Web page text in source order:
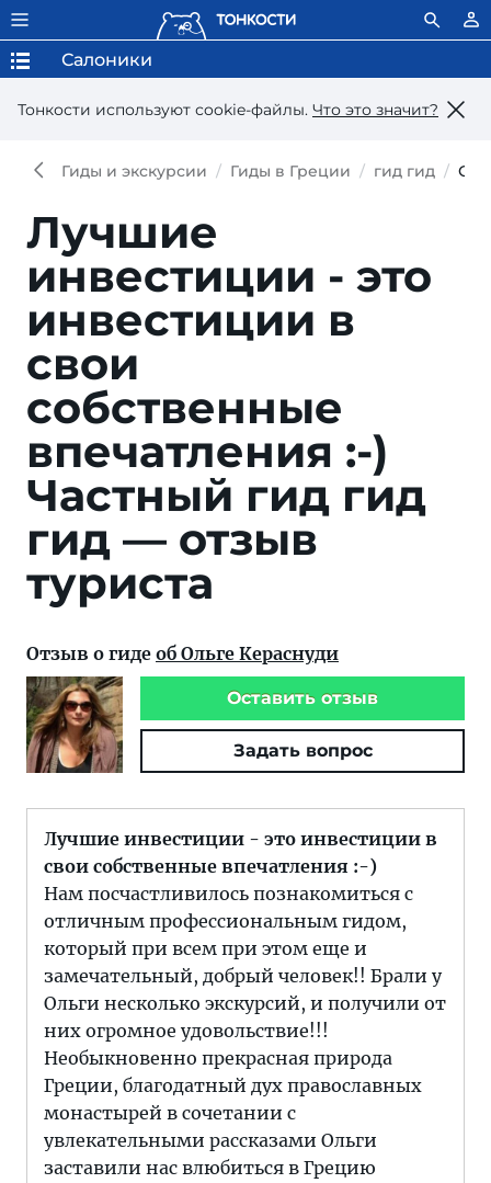
Тонкости используют сookie-файлы. Что это значит?
Салоники
Гиды и экскурсии Гиды в Греции гид гид
Лучшие
инвестиции - это
инвестиции в
свои
собственные
впечатления :-)
Частный гид гид
гид — отзыв
туриста
Отзыв о гиде об Ольге Кераснуди
Оставить отзыв
Задать вопрос
Лучшие инвестиции - это инвестиции в
свои собственные впечатления :-)
Нам посчастливилось познакомиться с
отличным профессиональным гидом,
который при всем при этом еще и
замечательный, добрый человек!! Брали у
Ольги несколько экскурсий, и получили от
них огромное удовольствие!!!
Необыкновенно прекрасная природа
Греции, благодатный дух православных
монастырей в сочетании с
увлекательными рассказами Ольги
заставили нас влюбиться в Грецию